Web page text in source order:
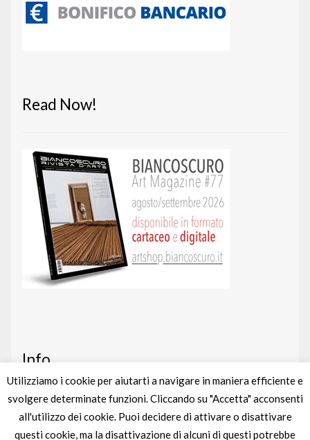
Read Now!
Info
Art shop nato da un’idea diBIANCOSCURO
Gestito completamente daliberementi
Utilizziamo i cookie per aiutarti a navigare in maniera efficiente e
svolgere determinate funzioni. Cliccando su "Accetta" acconsenti
all'utilizzo dei cookie. Puoi decidere di attivare o disattivare
questi cookie, ma la disattivazione di alcuni di questi potrebbe